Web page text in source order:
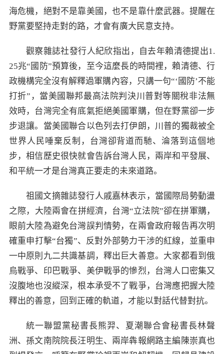
海危機，絕對不是靠美國，也不是靠什麼武器。提醒在
野黨要堅持走對的路，才會有廣大民意支持。
觀察雜誌社發行人紀欣指出，自去年賴清德提出1.
25兆“國防”預算後，至今這麼長的時間裡，賴清德、行
政機構完全沒有解釋過軍購內容，只講一句“‘國防’不能
打折”，當美國聯邦最高法院判決川普對等關稅非法無
效時，台灣完全有底氣拒絕美國軍購，但在野黨卻一步
步退讓。當美國聯合以色列去打伊朗，川普的獨裁被全
世界人民唾棄反制，台灣卻背道而馳、淪落到這個地
步，相信歷史很快就會告訴台灣人民，兩岸和平發展、
和平統一才是台灣真正要走的未來道路。
祖國文摘雜誌發行人戚嘉林表示，當國際局勢動盪
之際，大陸兩會在拼經濟，台灣“立法院”卻在拼軍購，
眼前大陸為避免台灣誤判情勢，在兩會政府報告再次明
確重申打擊“台獨”、反對外部勢力干涉的紅線，並重申
一中原則九二共識基調，釋出巨大善意。大家都看到俄
烏戰爭、印巴戰爭、美伊戰爭的慘烈，台灣人口密集又
沒腹地也沒縱深，根本承受不了戰爭，台灣應把握大陸
釋出的善意，回到正確的軌道，才能以對話代替對抗。
統一聯盟黨秘書長熊羿、夏潮聯合會秘書長林聲
洲、孫文南院院長汪明生、兩岸犇報網路主編陳崇真也